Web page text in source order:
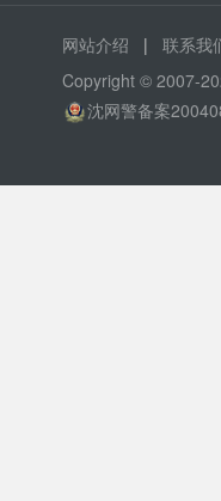
网站介绍 | 联系我
Copyright © 2007-
沈网警备案